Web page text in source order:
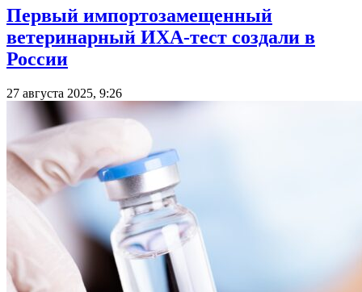
Первый импортозамещенный
ветеринарный ИХА-тест создали в
России
27 августа 2025, 9:26